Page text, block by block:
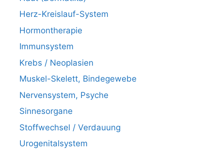
Herz-Kreislauf-System
Hormontherapie
Immunsystem
Krebs / Neoplasien
Muskel-Skelett, Bindegewebe
Nervensystem, Psyche
Sinnesorgane
Stoffwechsel / Verdauung
Urogenitalsystem